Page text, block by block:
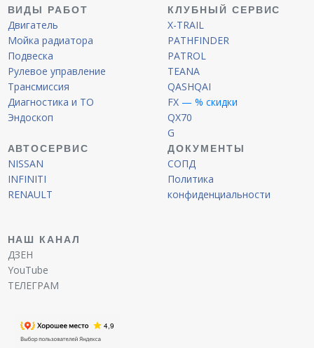
ВИДЫ РАБОТ
Двигатель
Мойка радиатора
Подвеска
Рулевое управление
Трансмиссия
Диагностика и ТО
Эндоскоп
КЛУБНЫЙ СЕРВИС
X-TRAIL
PATHFINDER
PATROL
TEANA
QASHQAI
FX — % скидки
QX70
G
АВТОСЕРВИС
NISSAN
INFINITI
RENAULT
ДОКУМЕНТЫ
СОПД
Политика
конфиденциальности
НАШ КАНАЛ
ДЗЕН
YouTube
ТЕЛЕГРАМ